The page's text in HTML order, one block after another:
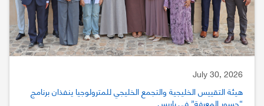
July 30, 2026
هيئة التقييس الخليجية والتجمع الخليجي للمترولوجيا ينفذان برنامج
“جسور المعرفة” في باريس